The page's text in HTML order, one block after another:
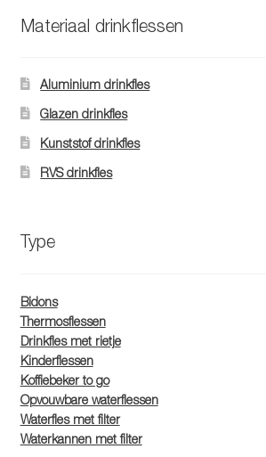
Materiaal drinkflessen
Aluminium drinkfles
Glazen drinkfles
Kunststof drinkfles
RVS drinkfles
Type
Bidons
Thermosflessen
Drinkfles met rietje
Kinderflessen
Koffiebeker to go
Opvouwbare waterflessen
Waterfles met filter
Waterkannen met filter